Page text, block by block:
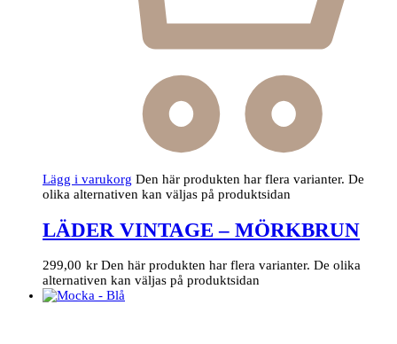
Lägg i varukorg Den här produkten har flera varianter. De
olika alternativen kan väljas på produktsidan
LÄDER VINTAGE – MÖRKBRUN
299,00 kr Den här produkten har flera varianter. De olika
alternativen kan väljas på produktsidan